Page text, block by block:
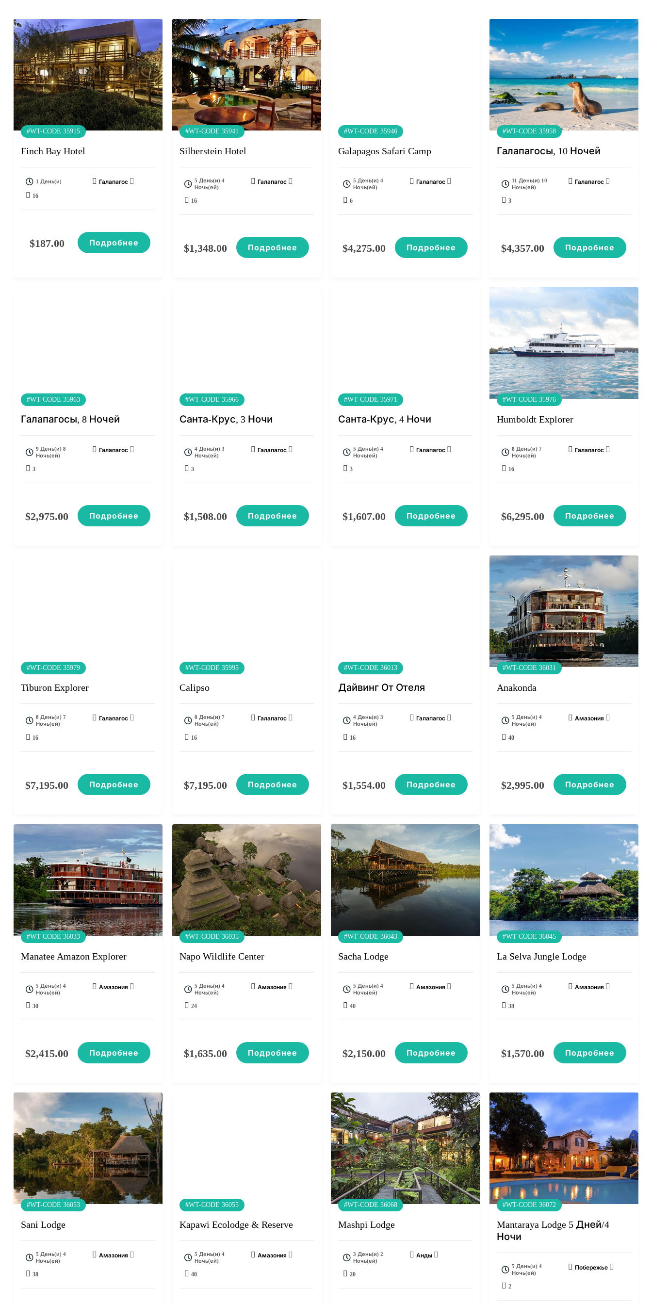
#WT-CODE 35915
Finch Bay Hotel
1 День(и) Галапагос
16
$187.00 Подробнее
#WT-CODE 35941
Silberstein Hotel
5 День(и) 4
Ночь(ей)
Галапагос
16
$1,348.00 Подробнее
#WT-CODE 35946
Galapagos Safari Camp
5 День(и) 4
Ночь(ей)
Галапагос
6
$4,275.00 Подробнее
#WT-CODE 35958
Галапагосы, 10 Ночей
11 День(и) 10
Ночь(ей)
Галапагос
3
$4,357.00 Подробнее
#WT-CODE 35963
Галапагосы, 8 Ночей
9 День(и) 8
Ночь(ей)
Галапагос
3
$2,975.00 Подробнее
#WT-CODE 35966
Санта-Крус, 3 Ночи
4 День(и) 3
Ночь(ей)
Галапагос
3
$1,508.00 Подробнее
#WT-CODE 35971
Санта-Крус, 4 Ночи
5 День(и) 4
Ночь(ей)
Галапагос
3
$1,607.00 Подробнее
#WT-CODE 35976
Humboldt Explorer
8 День(и) 7
Ночь(ей)
Галапагос
16
$6,295.00 Подробнее
#WT-CODE 35979
Tiburon Explorer
8 День(и) 7
Ночь(ей)
Галапагос
16
$7,195.00 Подробнее
#WT-CODE 35995
Calipso
8 День(и) 7
Ночь(ей)
Галапагос
16
$7,195.00 Подробнее
#WT-CODE 36013
Дайвинг От Отеля
4 День(и) 3
Ночь(ей)
Галапагос
16
$1,554.00 Подробнее
#WT-CODE 36031
Anakonda
5 День(и) 4
Ночь(ей)
Амазония
40
$2,995.00 Подробнее
#WT-CODE 36033
Manatee Amazon Explorer
5 День(и) 4
Ночь(ей)
Амазония
30
$2,415.00 Подробнее
#WT-CODE 36035
Napo Wildlife Center
5 День(и) 4
Ночь(ей)
Амазония
24
$1,635.00 Подробнее
#WT-CODE 36043
Sacha Lodge
5 День(и) 4
Ночь(ей)
Амазония
40
$2,150.00 Подробнее
#WT-CODE 36045
La Selva Jungle Lodge
5 День(и) 4
Ночь(ей)
Амазония
38
$1,570.00 Подробнее
#WT-CODE 36053
Sani Lodge
5 День(и) 4
Ночь(ей)
Амазония
38
#WT-CODE 36055
Kapawi Ecolodge & Reserve
5 День(и) 4
Ночь(ей)
Амазония
40
#WT-CODE 36068
Mashpi Lodge
3 День(и) 2
Ночь(ей)
Анды
20
#WT-CODE 36072
Mantaraya Lodge 5 Дней/4
Ночи
5 День(и) 4
Ночь(ей)
Побережье
2